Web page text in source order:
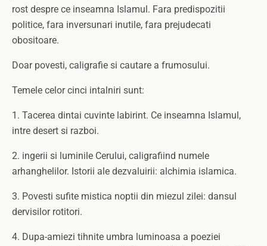
rost despre ce inseamna Islamul. Fara predispozitii
politice, fara inversunari inutile, fara prejudecati
obositoare.
Doar povesti, caligrafie si cautare a frumosului.
Temele celor cinci intalniri sunt:
1. Tacerea dintai cuvinte labirint. Ce inseamna Islamul,
intre desert si razboi.
2. ingerii si luminile Cerului, caligrafiind numele
arhanghelilor. Istorii ale dezvaluirii: alchimia islamica.
3. Povesti sufite mistica noptii din miezul zilei: dansul
dervisilor rotitori.
4. Dupa-amiezi tihnite umbra luminoasa a poeziei